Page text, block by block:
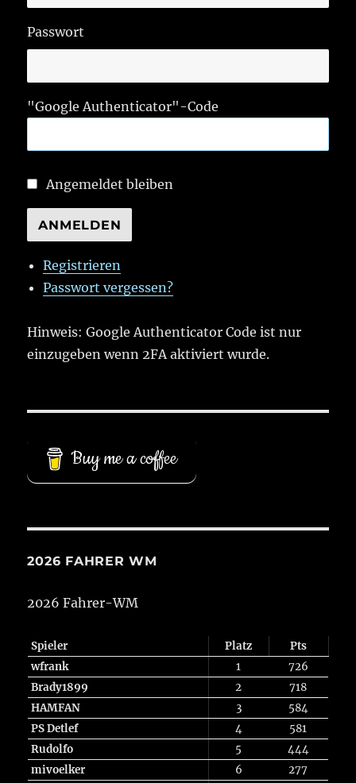
Passwort
"Google Authenticator"-Code
Angemeldet bleiben
ANMELDEN
Registrieren
Passwort vergessen?
Hinweis: Google Authenticator Code ist nur
einzugeben wenn 2FA aktiviert wurde.
Buy me a coffee
2026 FAHRER WM
2026 Fahrer-WM
Spieler Platz
Pts
wfrank
1
726
Brady1899
2
718
HAMFAN
3
584
PS Detlef
4
581
Rudolfo
5
444
mivoelker
6
277